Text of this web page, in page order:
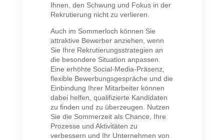
Ihnen, den Schwung und Fokus in der
Rekrutierung nicht zu verlieren.
Auch im Sommerloch können Sie
attraktive Bewerber anziehen, wenn
Sie Ihre Rekrutierungsstrategien an
die besondere Situation anpassen.
Eine erhöhte Social-Media-Präsenz,
flexible Bewerbungsgespräche und die
Einbindung Ihrer Mitarbeiter können
dabei helfen, qualifizierte Kandidaten
zu finden und zu überzeugen. Nutzen
Sie die Sommerzeit als Chance, Ihre
Prozesse und Aktivitäten zu
verbessern und Ihr Unternehmen von